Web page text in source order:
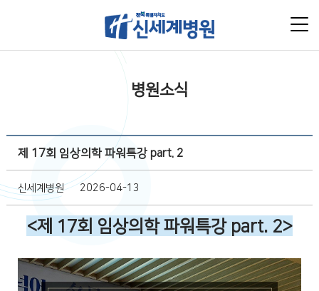
병원소식
제
목
제 17회 임상의학 파워특강 part. 2
작
성
신세계병원작
성
일
2026-04-13
<제 17회 임상의학 파워특강 part. 2>